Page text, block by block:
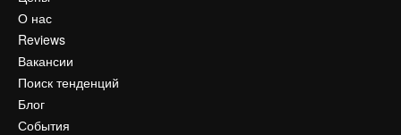
О нас
Reviews
Вакансии
Поиск тенденций
Блог
События